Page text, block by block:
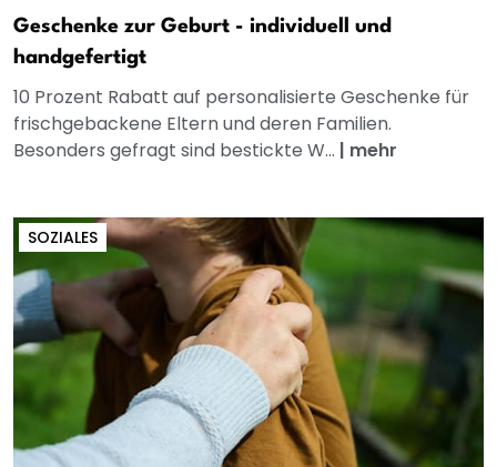
Geschenke zur Geburt - individuell und
handgefertigt
10 Prozent Rabatt auf personalisierte Geschenke für
frischgebackene Eltern und deren Familien.
Besonders gefragt sind bestickte W... | mehr
SOZIALES